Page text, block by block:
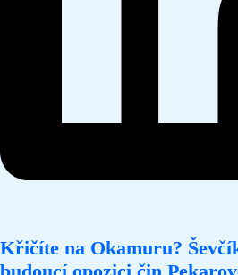
Křičíte na Okamuru?